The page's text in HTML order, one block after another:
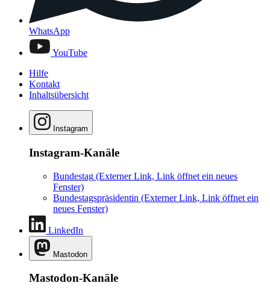
WhatsApp
YouTube
Hilfe
Kontakt
Inhaltsübersicht
Instagram
Instagram-Kanäle
Bundestag (Externer Link, Link öffnet ein neues
Fenster)
Bundestagspräsidentin (Externer Link, Link öffnet ein
neues Fenster)
LinkedIn
Mastodon
Mastodon-Kanäle